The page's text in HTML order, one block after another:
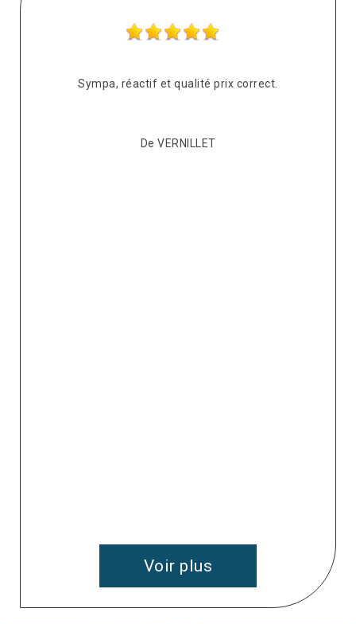
Sympa, réactif et qualité prix correct.
De VERNILLET
Voir plus